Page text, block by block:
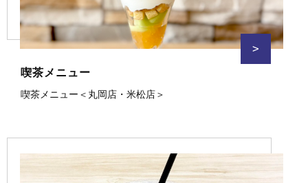
>
喫茶メニュー
喫茶メニュー＜丸岡店・米松店＞